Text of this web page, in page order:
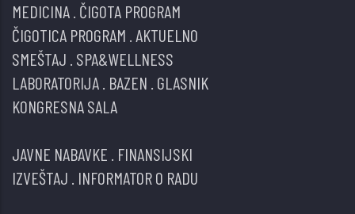
MEDICINA ČIGOTA PROGRAM
ČIGOTICA PROGRAM AKTUELNO
SMEŠTAJ SPA&WELLNESS
LABORATORIJA BAZEN GLASNIK
KONGRESNA SALA
JAVNE NABAVKE FINANSIJSKI
IZVEŠTAJ INFORMATOR O RADU